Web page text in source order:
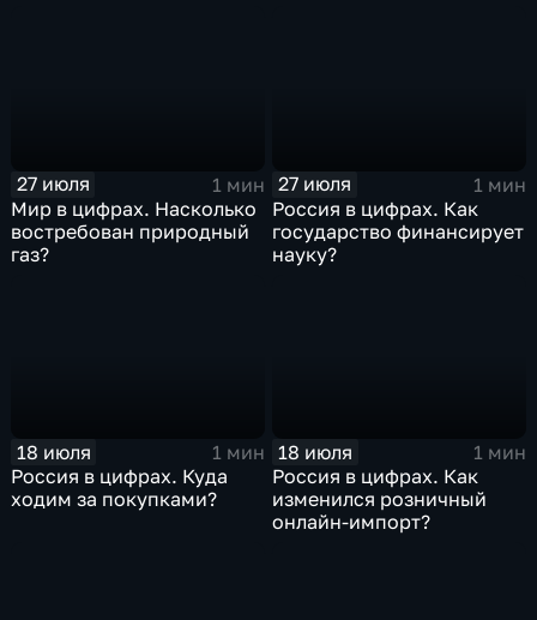
27 июля
1 мин
Мир в цифрах. Насколько
востребован природный
газ?
27 июля
1 мин
Россия в цифрах. Как
государство финансирует
науку?
18 июля
1 мин
Россия в цифрах. Куда
ходим за покупками?
18 июля
1 мин
Россия в цифрах. Как
изменился розничный
онлайн-импорт?